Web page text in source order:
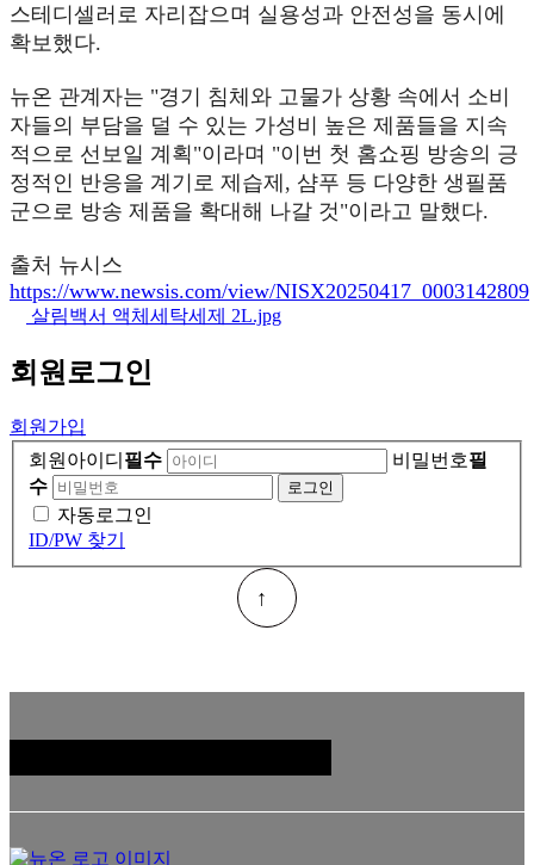
스테디셀러로 자리잡으며 실용성과 안전성을 동시에
확보했다.
뉴온 관계자는 "경기 침체와 고물가 상황 속에서 소비
자들의 부담을 덜 수 있는 가성비 높은 제품들을 지속
적으로 선보일 계획"이라며 "이번 첫 홈쇼핑 방송의 긍
정적인 반응을 계기로 제습제, 샴푸 등 다양한 생필품
군으로 방송 제품을 확대해 나갈 것"이라고 말했다.
출처 뉴시스
https://www.newsis.com/view/NISX20250417_0003142809
살림백서 액체세탁세제 2L.jpg
회원 로그인
회원가입
회원아이디 필수 비밀번호필
수
자동로그인
ID/PW 찾기